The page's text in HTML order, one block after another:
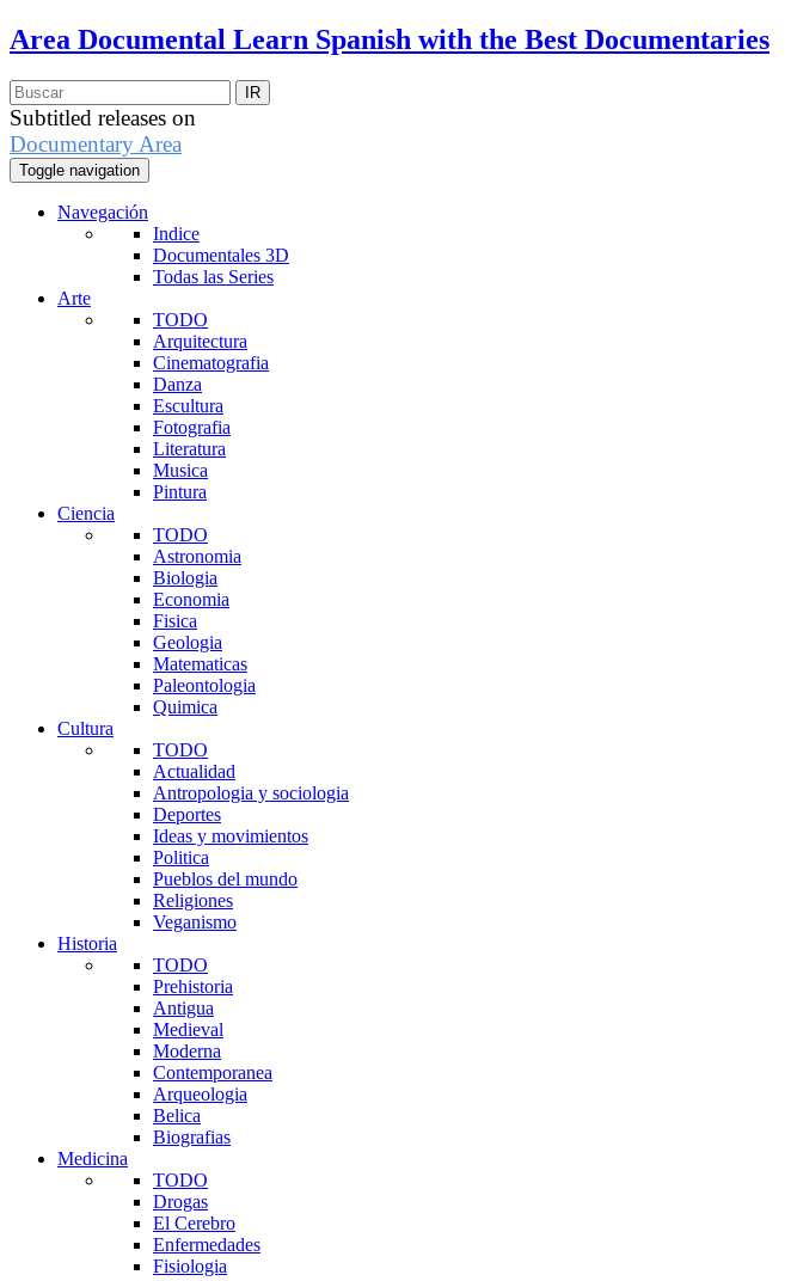
Area Documental Learn Spanish with the Best Documentaries
Subtitled releases on
Documentary Area
Toggle navigation
Navegación
Indice
Documentales 3D
Todas las Series
Arte
TODO
Arquitectura
Cinematografia
Danza
Escultura
Fotografia
Literatura
Musica
Pintura
Ciencia
TODO
Astronomia
Biologia
Economia
Fisica
Geologia
Matematicas
Paleontologia
Quimica
Cultura
TODO
Actualidad
Antropologia y sociologia
Deportes
Ideas y movimientos
Politica
Pueblos del mundo
Religiones
Veganismo
Historia
TODO
Prehistoria
Antigua
Medieval
Moderna
Contemporanea
Arqueologia
Belica
Biografias
Medicina
TODO
Drogas
El Cerebro
Enfermedades
Fisiologia